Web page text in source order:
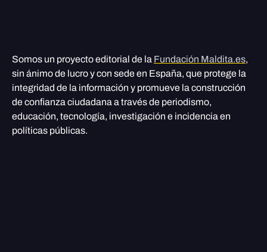
Somos un proyecto editorial de la Fundación Maldita.es,
sin ánimo de lucro y con sede en España, que protege la
integridad de la información y promueve la construcción
de confianza ciudadana a través de periodismo,
educación, tecnología, investigación e incidencia en
políticas públicas.